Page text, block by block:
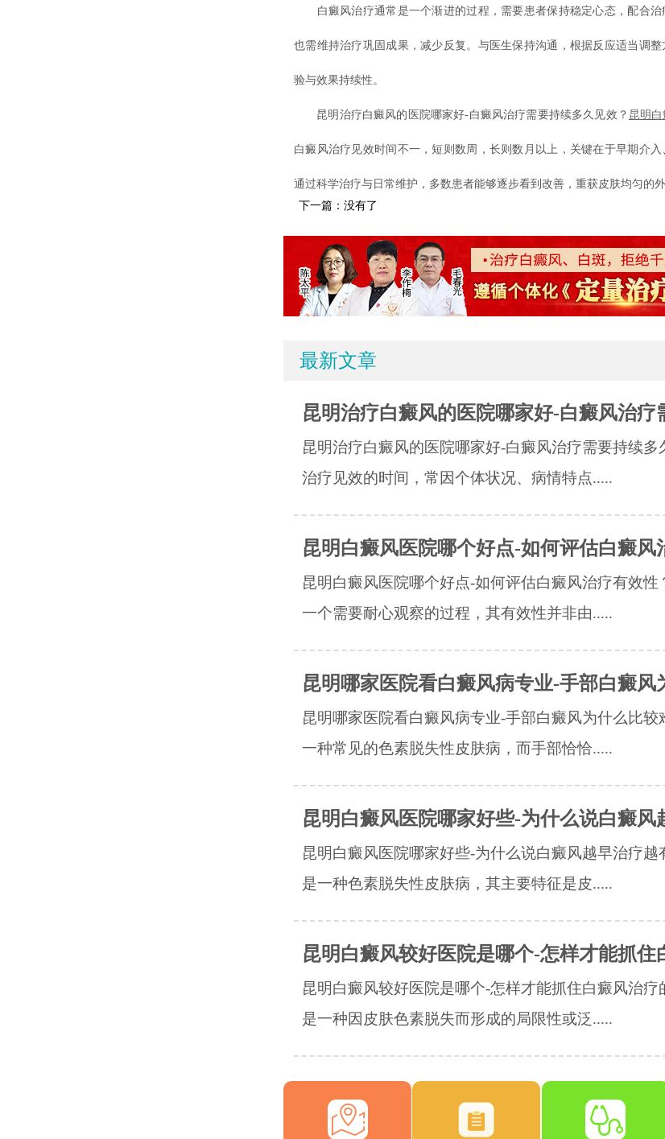
白癜风治疗通常是一个渐进的过程，需要患者保持稳定心态，配合治
也需维持治疗巩固成果，减少反复。与医生保持沟通，根据反应适当调
验与效果持续性。
昆明治疗白癜风的医院哪家好-白癜风治疗需要持续多久见效？ 昆明
白癜风治疗见效时间不一，短则数周，长则数月以上，关键在于早期介入
通过科学治疗与日常维护，多数患者能够逐步看到改善，重获皮肤均匀的外
下一篇：没有了
最新文章
昆明治疗白癜风的医院哪家好-白癜风治疗
昆明治疗白癜风的医院哪家好-白癜风治疗需要持续多
治疗见效的时间，常因个体状况、病情特点.....
昆明白癜风医院哪个好点-如何评估白癜风
昆明白癜风医院哪个好点-如何评估白癜风治疗有效性
一个需要耐心观察的过程，其有效性并非由.....
昆明哪家医院看白癜风病专业-手部白癜风
昆明哪家医院看白癜风病专业-手部白癜风为什么比较
一种常见的色素脱失性皮肤病，而手部恰恰.....
昆明白癜风医院哪家好些-为什么说白癜风
昆明白癜风医院哪家好些-为什么说白癜风越早治疗越
是一种色素脱失性皮肤病，其主要特征是皮.....
昆明白癜风较好医院是哪个-怎样才能抓住
昆明白癜风较好医院是哪个-怎样才能抓住白癜风治疗
是一种因皮肤色素脱失而形成的局限性或泛.....